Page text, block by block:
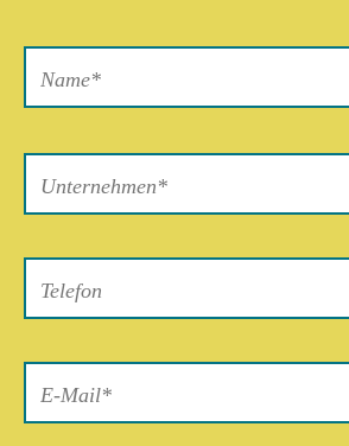
lasse
dieses
Feld
leer.